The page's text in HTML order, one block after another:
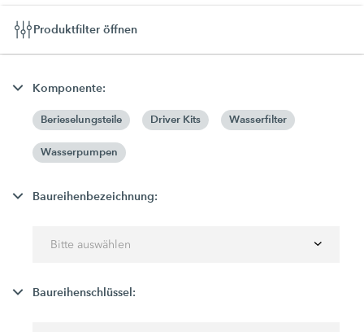
Produktfilter öffnen
Komponente:
Berieselungsteile Driver Kits Wasserfilter
Wasserpumpen
Baureihenbezeichnung:
Bitte auswählen
Baureihenschlüssel: